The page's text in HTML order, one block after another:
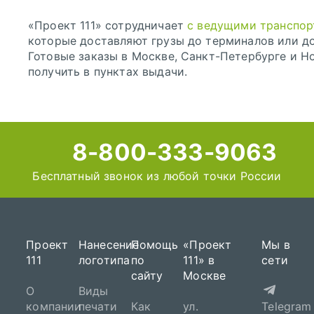
«Проект 111» сотрудничаетс ведущими
которые доставляют грузы до терминалов или
Готовые заказы в Москве, Санкт-Петербурге и
получить в пунктах выдачи.
8-800-333-9063
Бесплатный звонок из любой точки России
Проект
111
О
компании
Нанесение
логотипа
Виды
печати
Помощь
по
сайту
Как
«Проект
111» в
Москве
ул.
Мы в
сети
Telegram